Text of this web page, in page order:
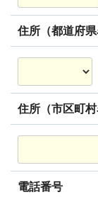
住所（都道府県
住所（市区町村
電話番号